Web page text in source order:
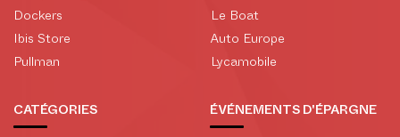
Dockers
Ibis Store
Pullman
Le Boat
Auto Europe
Lycamobile
CATÉGORIES ÉVÉNEMENTS D'ÉPARGNE